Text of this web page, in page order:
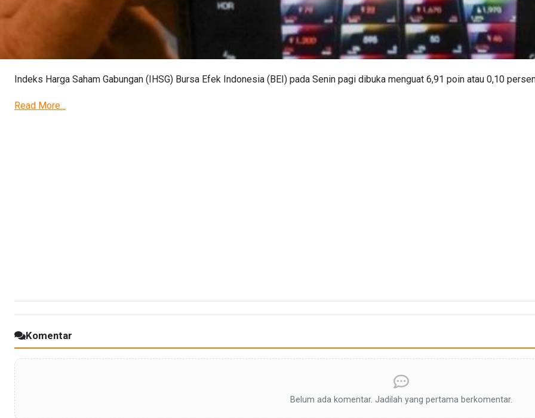
Indeks Harga Saham Gabungan (IHSG) Bursa Efek Indonesia (BEI) pada Senin pagi dibuka menguat 6,91 poin atau 0,10
Read More...
Komentar
Belum ada komentar. Jadilah yang pertama berkomentar.